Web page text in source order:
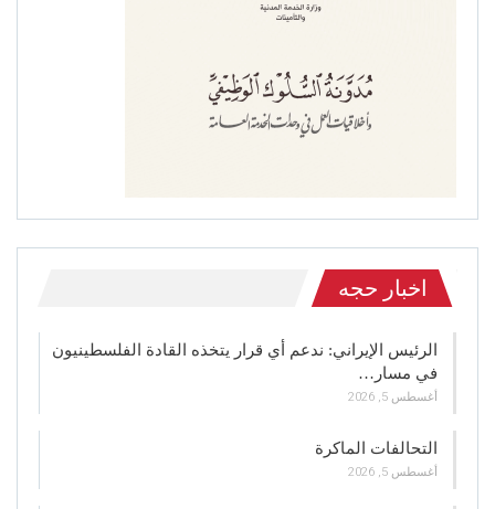
اخبار حجه
الرئيس الإيراني: ندعم أي قرار يتخذه القادة الفلسطينيون
في مسار…
أغسطس 5, 2026
التحالفات الماكرة
أغسطس 5, 2026